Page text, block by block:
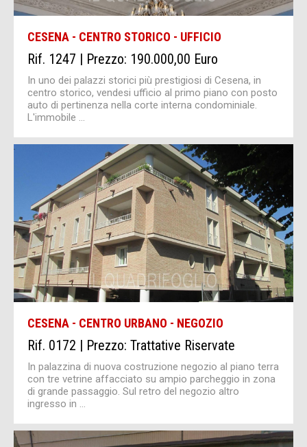
CESENA - CENTRO STORICO - UFFICIO
Rif. 1247 | Prezzo: 190.000,00 Euro
In uno dei palazzi storici più prestigiosi di Cesena, in
centro storico, vendesi ufficio al primo piano con posto
auto di pertinenza nella corte interna condominiale.
L'immobile ...
CESENA - CENTRO URBANO - NEGOZIO
Rif. 0172 | Prezzo: Trattative Riservate
In palazzina di nuova costruzione negozio al piano terra
con tre vetrine affacciato su ampio parcheggio in zona
di grande passaggio. Sul retro del negozio altro
ingresso in ...